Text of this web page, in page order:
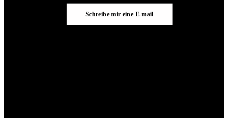
Schreibe mir eine E-mail